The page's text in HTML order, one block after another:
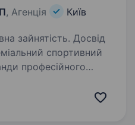
, Агенція Київ
зайнятість. Досвід
професійного